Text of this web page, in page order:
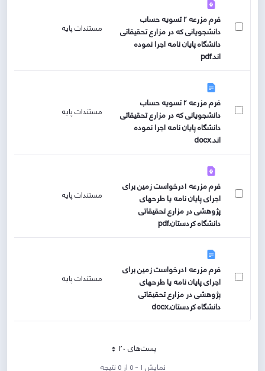
فرم مزرعه ۲ تسویه حساب
دانشجویانی که در مزارع تحقیقاتی
دانشگاه پایان نامه اجرا نموده
اند.pdf
مستندات پایه
فرم مزرعه ۲ تسویه حساب
دانشجویانی که در مزارع تحقیقاتی
دانشگاه پایان نامه اجرا نموده
اند.docx
مستندات پایه
فرم مزرعه ۱درخواست زمین برای
اجرای پایان نامه یا طرحهای
پژوهشی در مزارع تحقیقاتی
دانشگاه کردستان.pdf
مستندات پایه
فرم مزرعه ۱درخواست زمین برای
اجرای پایان نامه یا طرحهای
پژوهشی در مزارع تحقیقاتی
دانشگاه کردستان.docx
مستندات پایه
پست‌‌های 20هر صفحه
نمایش ۱ - ۵ از ۵ نتیجه